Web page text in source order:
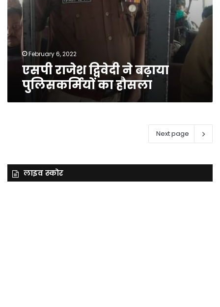
February 6, 2022
एसपी राजेश द्विवेदी ने बढ़ाया
पुलिसकर्मियों का हौसला
Next page
लाइव स्कोर